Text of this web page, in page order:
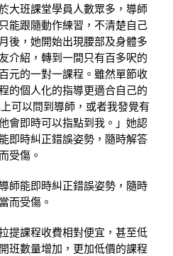
大班課堂學員人數眾多，導師
能跟隨動作練習，不清楚自己
後，她開始出現腰部及身體多
介紹，轉到一間只有百多呎的
元的一對一課程。雖然單節收
的個人化的指導更適合自己的
可以問到導師，或者我發覺有
會即時可以指點到我。」她認
即時糾正錯誤姿勢，隨時解答
受傷。
師能即時糾正錯誤姿勢，隨時
而受傷。
提課程收費相對便宜，甚至低
班數量增加，更加低價的課程